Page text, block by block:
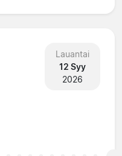
Lauantai
12 Syy
2026